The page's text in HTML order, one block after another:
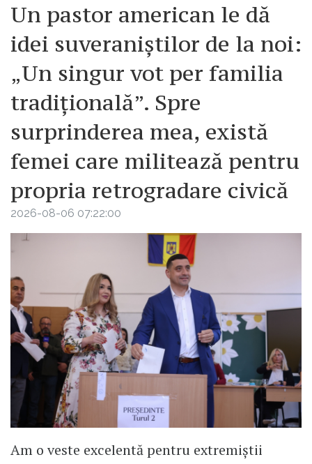
Un pastor american le dă
idei suveraniștilor de la noi:
„Un singur vot per familia
tradițională”. Spre
surprinderea mea, există
femei care militează pentru
propria retrogradare civică
2026-08-06 07:22:00
Am o veste excelentă pentru extremiștii